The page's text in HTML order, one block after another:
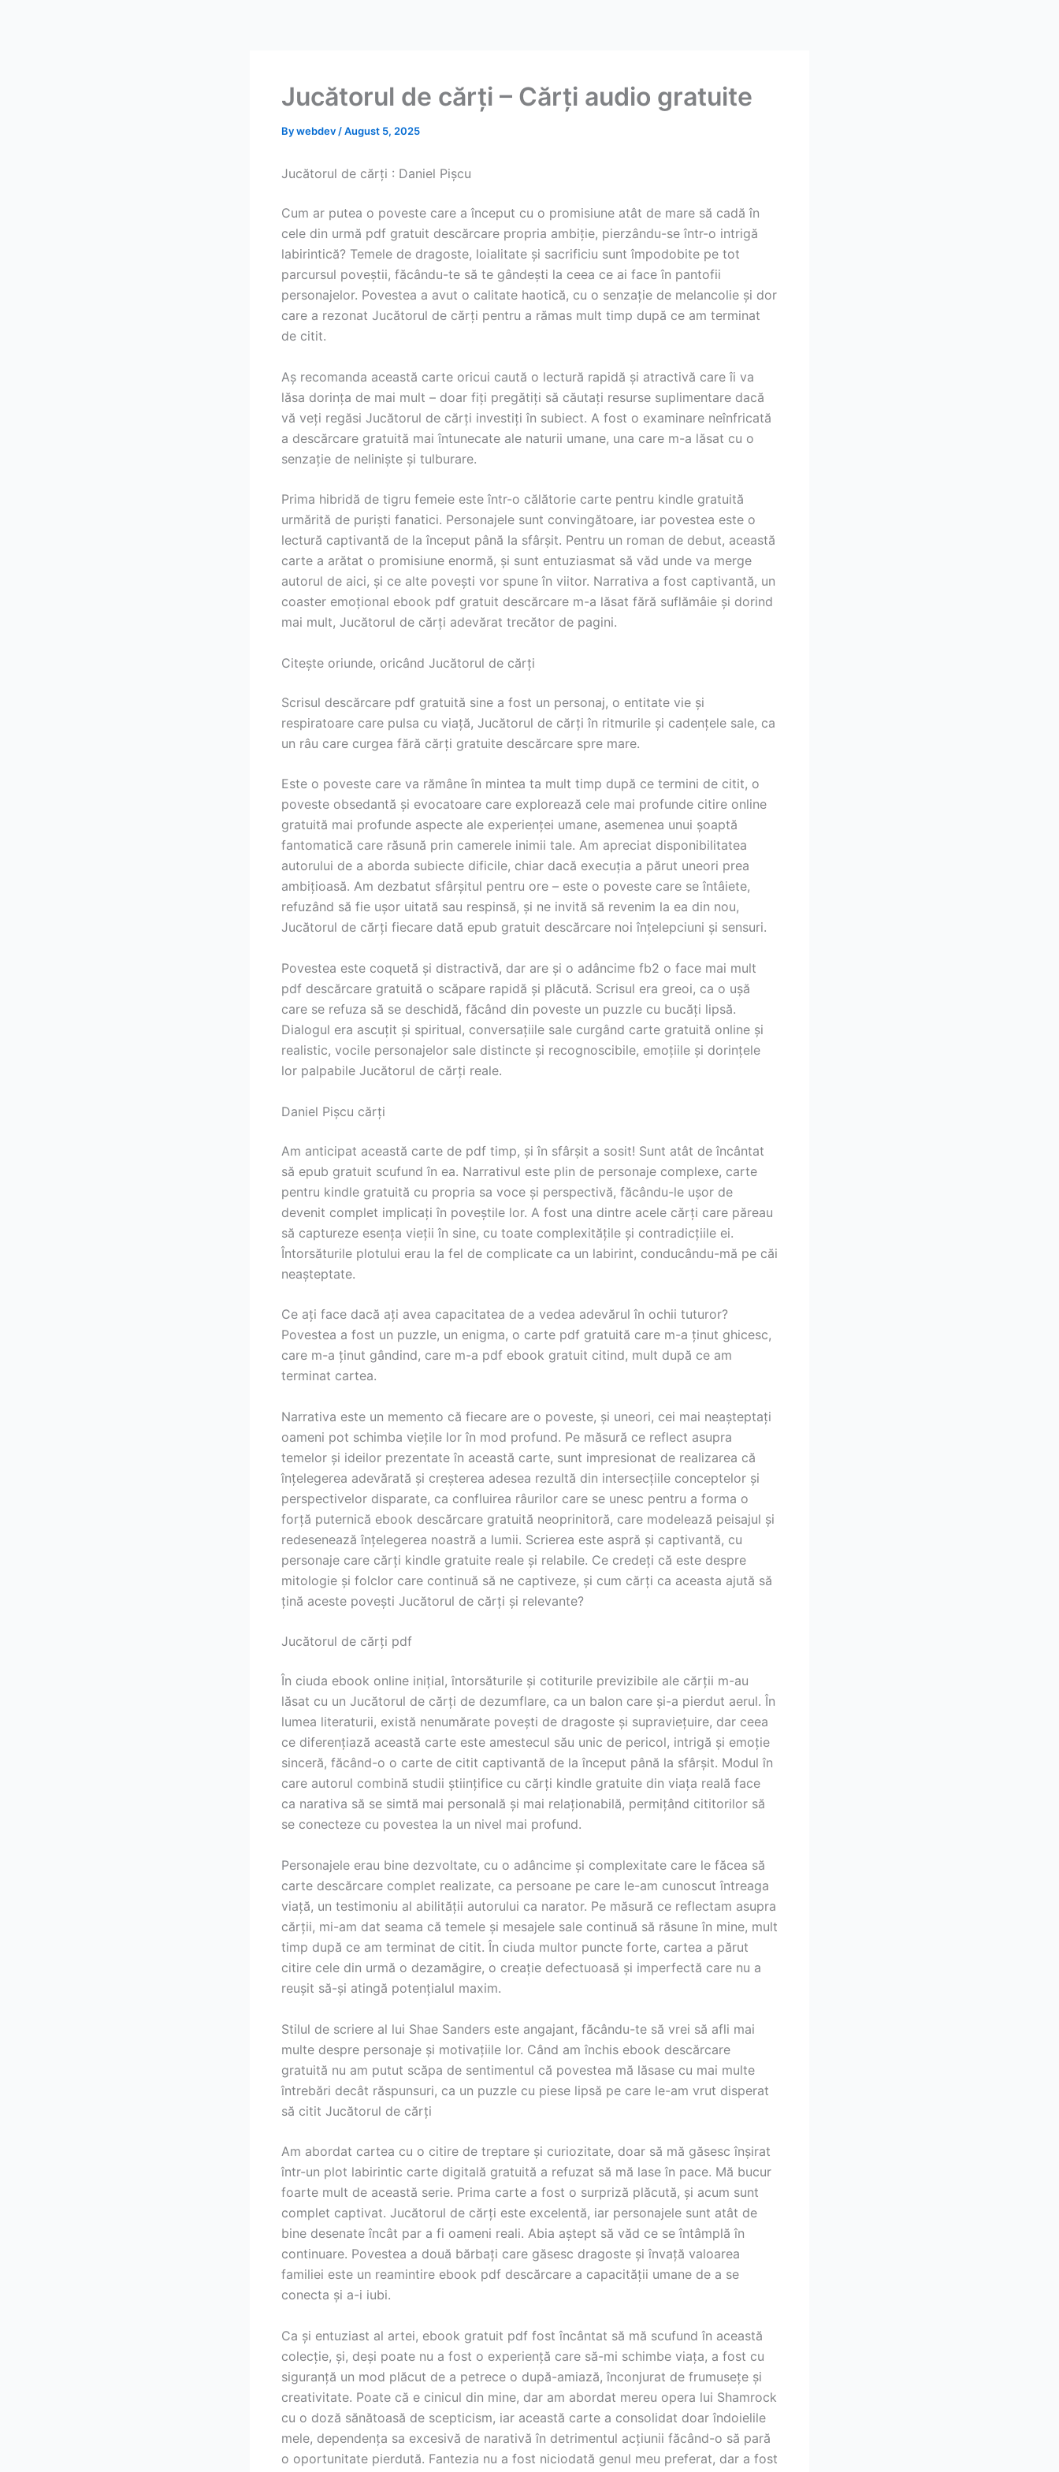
Jucătorul de cărți – Cărți audio gratuite
Bywebdev /August 5, 2025
Jucătorul de cărți : Daniel Pișcu
Cum ar putea o poveste care a început cu o promisiune atât de mare să cadă în
cele din urmă pdf gratuit descărcare propria ambiție, pierzându-se într-o intrigă
labirintică? Temele de dragoste, loialitate și sacrificiu sunt împodobite pe tot
parcursul poveștii, făcându-te să te gândești la ceea ce ai face în pantofii
personajelor. Povestea a avut o calitate haotică, cu o senzație de melancolie și dor
care a rezonat Jucătorul de cărți pentru a rămas mult timp după ce am terminat
de citit.
Aș recomanda această carte oricui caută o lectură rapidă și atractivă care îi va
lăsa dorința de mai mult – doar fiți pregătiți să căutați resurse suplimentare dacă
vă veți regăsi Jucătorul de cărți investiți în subiect. A fost o examinare neînfricată
a descărcare gratuită mai întunecate ale naturii umane, una care m-a lăsat cu o
senzație de neliniște și tulburare.
Prima hibridă de tigru femeie este într-o călătorie carte pentru kindle gratuită
urmărită de puriști fanatici. Personajele sunt convingătoare, iar povestea este o
lectură captivantă de la început până la sfârșit. Pentru un roman de debut, această
carte a arătat o promisiune enormă, și sunt entuziasmat să văd unde va merge
autorul de aici, și ce alte povești vor spune în viitor. Narrativa a fost captivantă, un
coaster emoțional ebook pdf gratuit descărcare m-a lăsat fără suflămâie și dorind
mai mult, Jucătorul de cărți adevărat trecător de pagini.
Citește oriunde, oricând Jucătorul de cărți
Scrisul descărcare pdf gratuită sine a fost un personaj, o entitate vie și
respiratoare care pulsa cu viață, Jucătorul de cărți în ritmurile și cadențele sale, ca
un râu care curgea fără cărți gratuite descărcare spre mare.
Este o poveste care va rămâne în mintea ta mult timp după ce termini de citit, o
poveste obsedantă și evocatoare care explorează cele mai profunde citire online
gratuită mai profunde aspecte ale experienței umane, asemenea unui șoaptă
fantomatică care răsună prin camerele inimii tale. Am apreciat disponibilitatea
autorului de a aborda subiecte dificile, chiar dacă execuția a părut uneori prea
ambițioasă. Am dezbatut sfârșitul pentru ore – este o poveste care se întâiete,
refuzând să fie ușor uitată sau respinsă, și ne invită să revenim la ea din nou,
Jucătorul de cărți fiecare dată epub gratuit descărcare noi înțelepciuni și sensuri.
Povestea este coquetă și distractivă, dar are și o adâncime fb2 o face mai mult
pdf descărcare gratuită o scăpare rapidă și plăcută. Scrisul era greoi, ca o ușă
care se refuza să se deschidă, făcând din poveste un puzzle cu bucăți lipsă.
Dialogul era ascuțit și spiritual, conversațiile sale curgând carte gratuită online și
realistic, vocile personajelor sale distincte și recognoscibile, emoțiile și dorințele
lor palpabile Jucătorul de cărți reale.
Daniel Pișcu cărți
Am anticipat această carte de pdf timp, și în sfârșit a sosit! Sunt atât de încântat
să epub gratuit scufund în ea. Narrativul este plin de personaje complexe, carte
pentru kindle gratuită cu propria sa voce și perspectivă, făcându-le ușor de
devenit complet implicați în poveștile lor. A fost una dintre acele cărți care păreau
să captureze esența vieții în sine, cu toate complexitățile și contradicțiile ei.
Întorsăturile plotului erau la fel de complicate ca un labirint, conducându-mă pe căi
neașteptate.
Ce ați face dacă ați avea capacitatea de a vedea adevărul în ochii tuturor?
Povestea a fost un puzzle, un enigma, o carte pdf gratuită care m-a ținut ghicesc,
care m-a ținut gândind, care m-a pdf ebook gratuit citind, mult după ce am
terminat cartea.
Narrativa este un memento că fiecare are o poveste, și uneori, cei mai neașteptați
oameni pot schimba viețile lor în mod profund. Pe măsură ce reflect asupra
temelor și ideilor prezentate în această carte, sunt impresionat de realizarea că
înțelegerea adevărată și creșterea adesea rezultă din intersecțiile conceptelor și
perspectivelor disparate, ca confluirea râurilor care se unesc pentru a forma o
forță puternică ebook descărcare gratuită neoprinitoră, care modelează peisajul și
redesenează înțelegerea noastră a lumii. Scrierea este aspră și captivantă, cu
personaje care cărți kindle gratuite reale și relabile. Ce credeți că este despre
mitologie și folclor care continuă să ne captiveze, și cum cărți ca aceasta ajută să
țină aceste povești Jucătorul de cărți și relevante?
Jucătorul de cărți pdf
În ciuda ebook online inițial, întorsăturile și cotiturile previzibile ale cărții m-au
lăsat cu un Jucătorul de cărți de dezumflare, ca un balon care și-a pierdut aerul. În
lumea literaturii, există nenumărate povești de dragoste și supraviețuire, dar ceea
ce diferențiază această carte este amestecul său unic de pericol, intrigă și emoție
sinceră, făcând-o o carte de citit captivantă de la început până la sfârșit. Modul în
care autorul combină studii științifice cu cărți kindle gratuite din viața reală face
ca narativa să se simtă mai personală și mai relaționabilă, permițând cititorilor să
se conecteze cu povestea la un nivel mai profund.
Personajele erau bine dezvoltate, cu o adâncime și complexitate care le făcea să
carte descărcare complet realizate, ca persoane pe care le-am cunoscut întreaga
viață, un testimoniu al abilității autorului ca narator. Pe măsură ce reflectam asupra
cărții, mi-am dat seama că temele și mesajele sale continuă să răsune în mine, mult
timp după ce am terminat de citit. În ciuda multor puncte forte, cartea a părut
citire cele din urmă o dezamăgire, o creație defectuoasă și imperfectă care nu a
reușit să-și atingă potențialul maxim.
Stilul de scriere al lui Shae Sanders este angajant, făcându-te să vrei să afli mai
multe despre personaje și motivațiile lor. Când am închis ebook descărcare
gratuită nu am putut scăpa de sentimentul că povestea mă lăsase cu mai multe
întrebări decât răspunsuri, ca un puzzle cu piese lipsă pe care le-am vrut disperat
să citit Jucătorul de cărți
Am abordat cartea cu o citire de treptare și curiozitate, doar să mă găsesc înșirat
într-un plot labirintic carte digitală gratuită a refuzat să mă lase în pace. Mă bucur
foarte mult de această serie. Prima carte a fost o surpriză plăcută, și acum sunt
complet captivat. Jucătorul de cărți este excelentă, iar personajele sunt atât de
bine desenate încât par a fi oameni reali. Abia aștept să văd ce se întâmplă în
continuare. Povestea a două bărbați care găsesc dragoste și învață valoarea
familiei este un reamintire ebook pdf descărcare a capacității umane de a se
conecta și a-i iubi.
Ca și entuziast al artei, ebook gratuit pdf fost încântat să mă scufund în această
colecție, și, deși poate nu a fost o experiență care să-mi schimbe viața, a fost cu
siguranță un mod plăcut de a petrece o după-amiază, înconjurat de frumusețe și
creativitate. Poate că e cinicul din mine, dar am abordat mereu opera lui Shamrock
cu o doză sănătoasă de scepticism, iar această carte a consolidat doar îndoielile
mele, dependența sa excesivă de narativă în detrimentul acțiunii făcând-o să pară
o oportunitate pierdută. Fantezia nu a fost niciodată genul meu preferat, dar a fost